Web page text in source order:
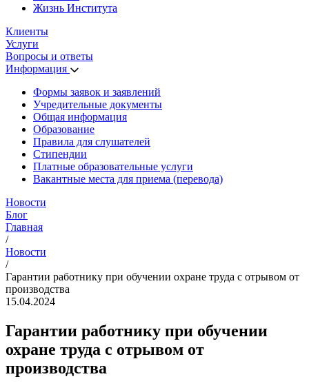
Жизнь Института
Клиенты
Услуги
Вопросы и ответы
Информация
Формы заявок и заявлений
Учредительные документы
Общая информация
Образование
Правила для слушателей
Стипендии
Платные образовательные услуги
Вакантные места для приема (перевода)
Новости
Блог
Главная
/
Новости
/
Гарантии работнику при обучении охране труда с отрывом от
производства
15.04.2024
Гарантии работнику при обучении
охране труда с отрывом от
производства